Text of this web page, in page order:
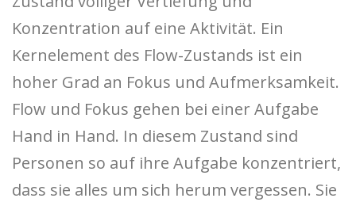
Konzentration auf eine Aktivität. Ein
Kernelement des Flow-Zustands ist ein
hoher Grad an Fokus und Aufmerksamkeit.
Flow und Fokus gehen bei einer Aufgabe
Hand in Hand. In diesem Zustand sind
Personen so auf ihre Aufgabe konzentriert,
dass sie alles um sich herum vergessen. Sie